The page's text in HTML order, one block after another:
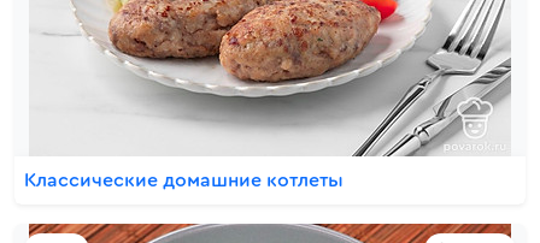
Классические домашние котлеты